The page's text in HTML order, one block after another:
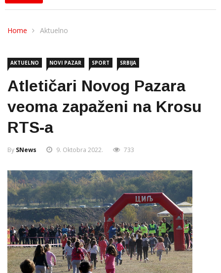
Home Aktuelno
AKTUELNO NOVI PAZAR SPORT SRBIJA
Atletičari Novog Pazara
veoma zapaženi na Krosu
RTS-a
By SNews 9. Oktobra 2022. 733